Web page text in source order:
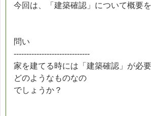
今回は、「建築確認」について概要
問い
------------------------------
家を建てる時には「建築確認」が必
どのようなものなの
でしょうか？